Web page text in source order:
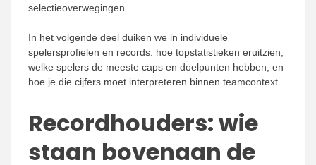
selectieoverwegingen.
In het volgende deel duiken we in individuele
spelersprofielen en records: hoe topstatistieken eruitzien,
welke spelers de meeste caps en doelpunten hebben, en
hoe je die cijfers moet interpreteren binnen teamcontext.
Recordhouders: wie
staan bovenaan de